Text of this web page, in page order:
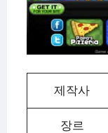
제작사
장르